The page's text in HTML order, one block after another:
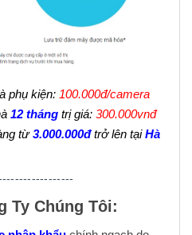
phụ kiện: 100.000đ/camera
12 tháng trị giá: 300.000vnđ
từ 3.000.000đ trở lên tại Hà
Ty Chúng Tôi: